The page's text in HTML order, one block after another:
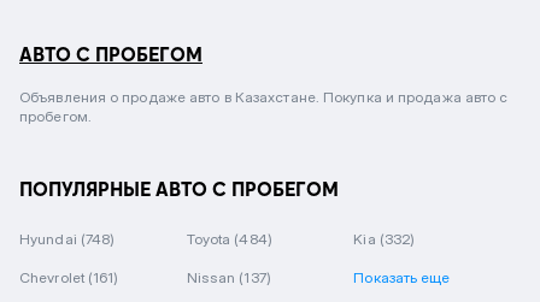
АВТО С ПРОБЕГОМ
Объявления о продаже авто в Казахстане. Покупка и продажа авто с
пробегом.
ПОПУЛЯРНЫЕ АВТО С ПРОБЕГОМ
Hyundai (748) Toyota (484) Kia (332)
Chevrolet (161) Nissan (137) Показать еще